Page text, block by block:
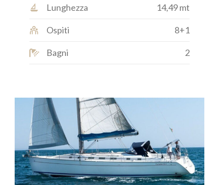
Lunghezza 14,49 mt
Ospiti 8+1
Bagni 2